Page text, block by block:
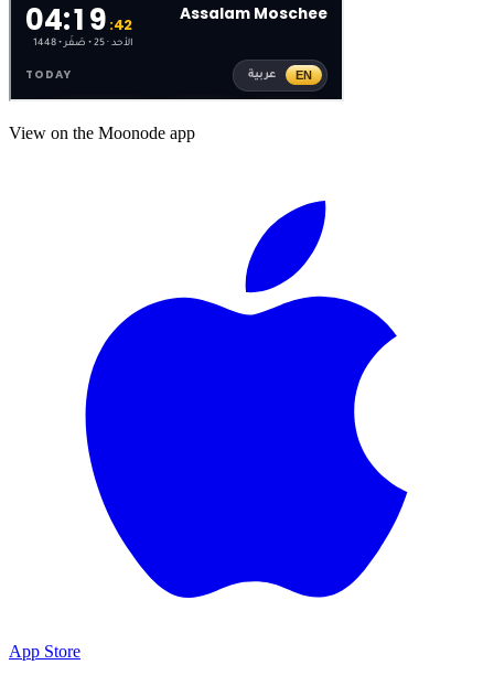
View on the Moonode app
App Store